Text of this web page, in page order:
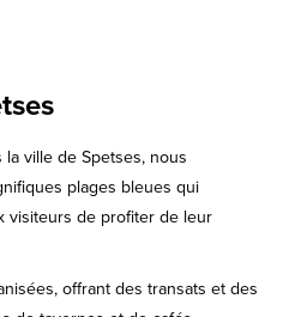
ville de Spetses, nous
plages bleues qui
visiteurs de profiter de leur
offrant des transats et des